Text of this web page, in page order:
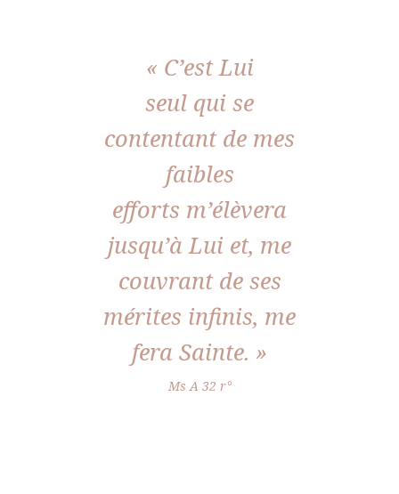
« C’est Lui
seul qui se
contentant de mes
faibles
efforts m’élèvera
jusqu’à Lui et, me
couvrant de ses
mérites infinis, me
fera Sainte. »
Ms A 32 r°